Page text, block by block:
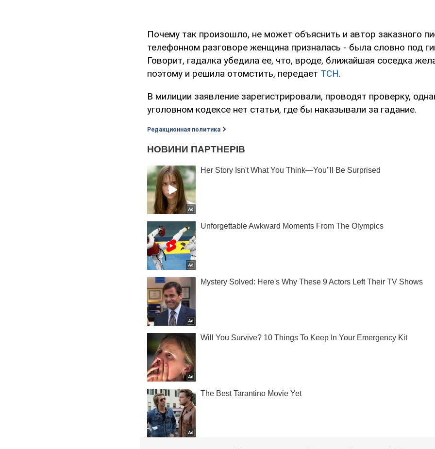
Почему так произошло, не может объяснить и автор заказного
телефонном разговоре женщина призналась - была словно под
Говорит, гадалка убедила ее, что, вроде, ближайшая соседка
поэтому и решила отомстить, передает ТСН.
В милиции заявление зарегистрировали, проводят проверку,
уголовном кодексе нет статьи, где бы наказывали за гадание.
Редакционная политика